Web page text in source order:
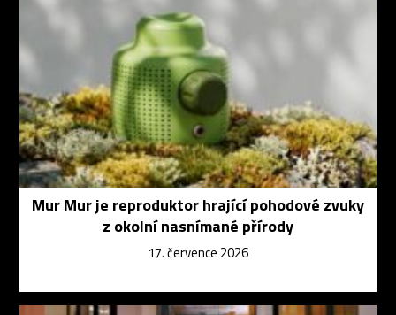
Mur Mur je reproduktor hrající pohodové zvuky
z okolní nasnímané přírody
17. července 2026